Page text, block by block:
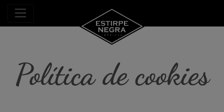
Política de cookies